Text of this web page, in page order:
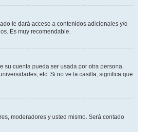
le dará acceso a contenidos adicionales y/o
Es muy recomendable.
cuenta pueda ser usada por otra persona.
etc. Si no ve la casilla, significa que
moderadores y usted mismo. Será contado